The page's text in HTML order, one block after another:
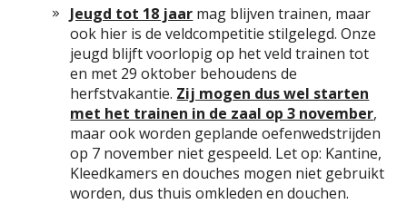
Jeugd tot 18 jaar mag blijven trainen, maar
ook hier is de veldcompetitie stilgelegd. Onze
jeugd blijft voorlopig op het veld trainen tot
en met 29 oktober behoudens de
herfstvakantie. Zij mogen dus wel starten
met het trainen in de zaal op 3 november,
maar ook worden geplande oefenwedstrijden
op 7 november niet gespeeld. Let op: Kantine,
Kleedkamers en douches mogen niet gebruikt
worden, dus thuis omkleden en douchen.